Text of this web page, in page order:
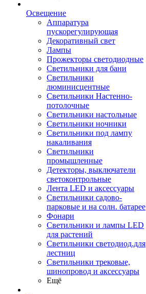
Освещение
Аппаратура
пускорегулирующая
Декоративный свет
Лампы
Прожекторы светодиодные
Светильники для бани
Светильники
люминисцентные
Светильники Настенно-
потолочные
Светильники настольные
Светильники ночники
Светильники под лампу
накаливания
Светильники
промышленные
Детекторы, выключатели
светоконтрольные
Лента LED и аксессуары
Светильники садово-
парковые и на солн. батарее
Фонари
Светильники и лампы LED
для растений
Светильники светодиод.для
лестниц
Светильники трековые,
шинопровод и аксессуары
Ещё